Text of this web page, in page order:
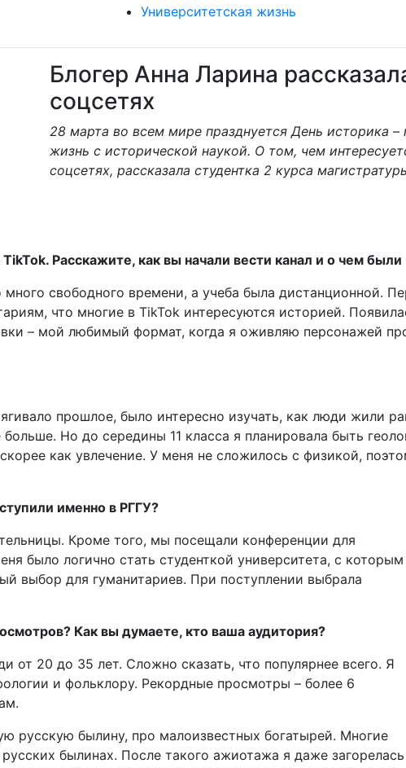
Университетская жизнь
Блогер Анна Ларина
соцсетях
28 марта во всем мире празднуется День историка
жизнь с исторической наукой. О том, чем
соцсетях, рассказала студентка 2 курса
Расскажите, как вы начали вести канал и о чем
свободного времени, а учеба была дистанционной.
что многие в TikTok интересуются историей.
– мой любимый формат, когда я оживляю персонажей
прошлое, было интересно изучать, как люди жили
больше. Но до середины 11 класса я планировала быть
как увлечение. У меня не сложилось с физикой,
именно в РГГУ?
Кроме того, мы посещали конференции для
было логично стать студенткой университета, с которым
выбор для гуманитариев. При поступлении выбрала
Как вы думаете, кто ваша аудитория?
20 до 35 лет. Сложно сказать, что популярнее всего. Я
и фольклору. Рекордные просмотры – более 6
русскую былину, про малоизвестных богатырей. Многие
былинах. После такого ажиотажа я даже загорелась